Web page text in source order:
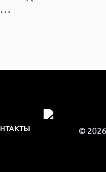
© 2026